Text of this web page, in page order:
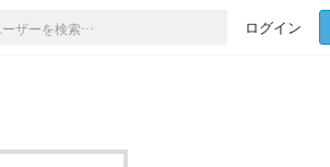
ログイン